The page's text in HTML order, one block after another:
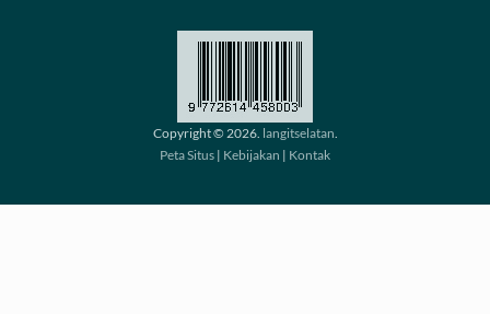
Copyright © 2026. langitselatan.
Peta Situs | Kebijakan | Kontak